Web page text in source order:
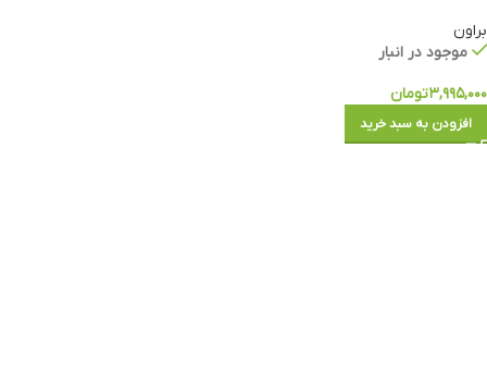
براون
موجود در انبار
۳,۹۹۵,۰۰۰تومان
افزودن به سبد خرید